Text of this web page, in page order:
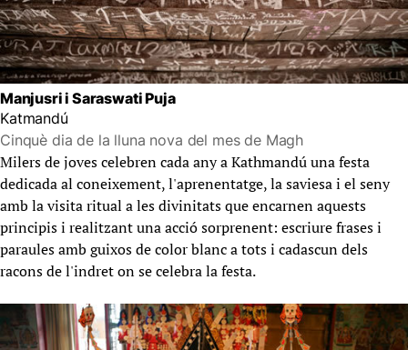
Manjusri i Saraswati Puja
Katmandú
Cinquè dia de la lluna nova del mes de Magh
Milers de joves celebren cada any a Kathmandú una festa
dedicada al coneixement, l'aprenentatge, la saviesa i el seny
amb la visita ritual a les divinitats que encarnen aquests
principis i realitzant una acció sorprenent: escriure frases i
paraules amb guixos de color blanc a tots i cadascun dels
racons de l'indret on se celebra la festa.